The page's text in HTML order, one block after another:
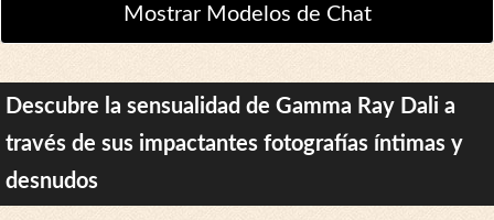
Mostrar Modelos de Chat
Descubre la sensualidad de Gamma Ray Dali a
través de sus impactantes fotografías íntimas y
desnudos